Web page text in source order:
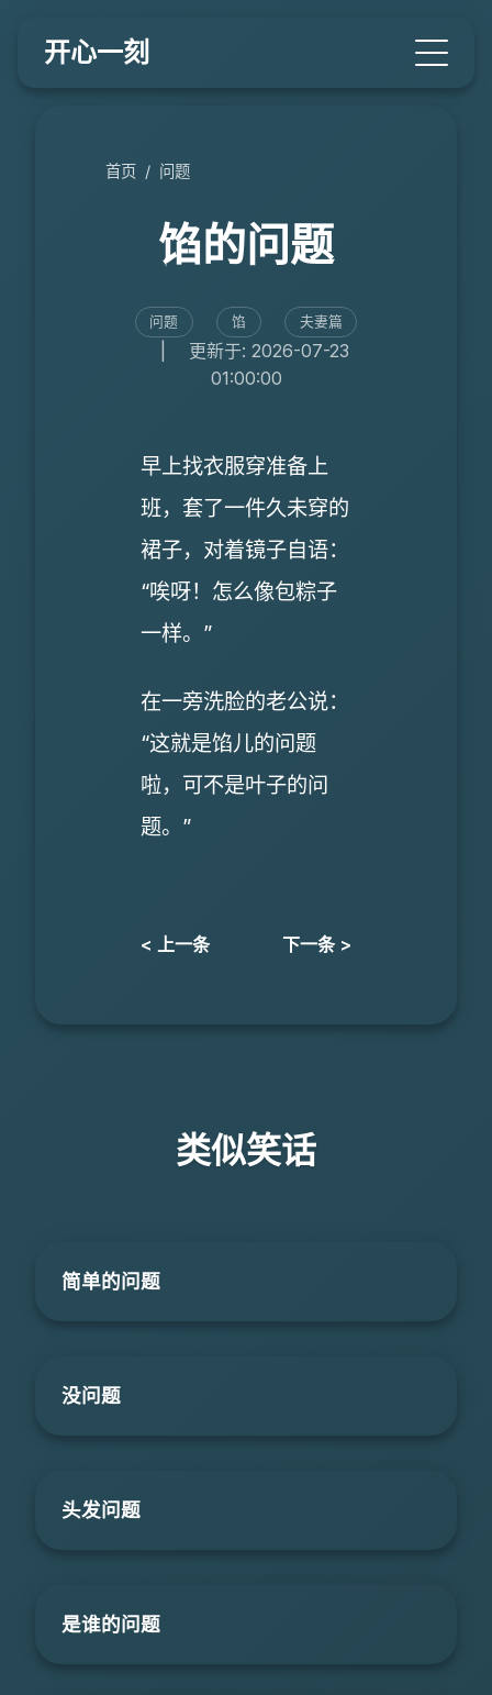
开心一刻
首页 / 问题
馅的问题
问题 馅 夫妻篇
更新于: 2026-07-23
01:00:00
早上找衣服穿准备上
班，套了一件久未穿的
裙子，对着镜子自语：
“唉呀！怎么像包粽子
一样。”
在一旁洗脸的老公说：
“这就是馅儿的问题
啦，可不是叶子的问
题。”
< 上一条 下一条 >
类似笑话
简单的问题
没问题
头发问题
是谁的问题